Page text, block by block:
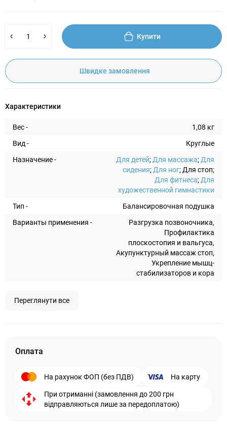
Купити
Швидке замовлення
Характеристики
Вес -
1,08 кг
Вид -
Круглые
Назначение -
Для детей; Для массажа; Для
сидения; Для ног; Для стоп;
Для фитнеса; Для
художественной гимнастики
Тип -
Балансировочная подушка
Варианты применения -
Разгрузка позвоночника,
Профилактика
плоскостопия и вальгуса,
Акупунктурный массаж стоп,
Укрепление мышц-
стабилизаторов и кора
Переглянути все
Оплата
На рахунок ФОП (без ПДВ) На карту
При отриманні (замовлення до 200 грн
відправляються лише за передоплатою)